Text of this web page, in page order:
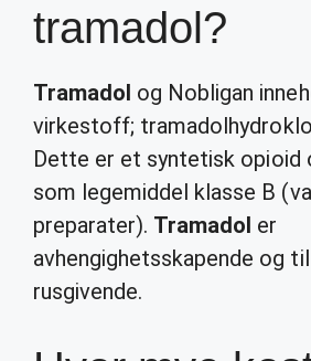
tramadol?
Tramadol og Nobligan
virkestoff;
Dette er et syntetisk opioid
som legemiddel klasse B
preparater). Tramadol er
avhengighetsskapende og
rusgivende.